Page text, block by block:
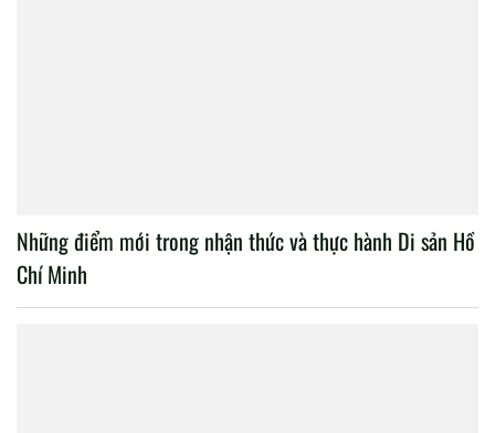
Những điểm mới trong nhận thức và thực hành Di sản Hồ
Chí Minh